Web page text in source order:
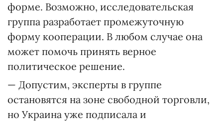
форме. Возможно, исследовательская
группа разработает промежуточную
форму кооперации. В любом случае она
может помочь принять верное
политическое решение.
— Допустим, эксперты в группе
остановятся на зоне свободной торговли,
но Украина уже подписала и